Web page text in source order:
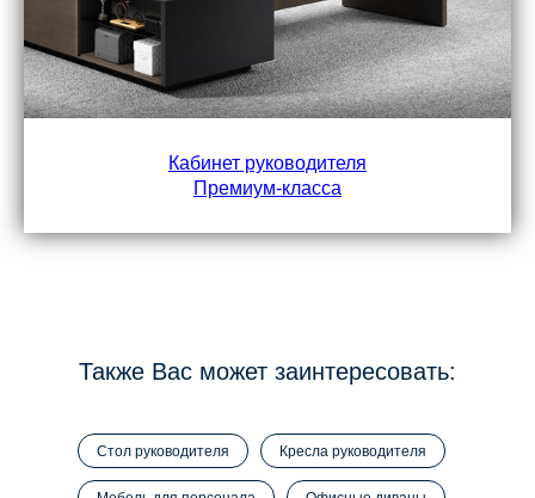
Кабинет руководителя
Премиум-класса
Также Вас может заинтересовать:
Стол руководителя Кресла руководителя